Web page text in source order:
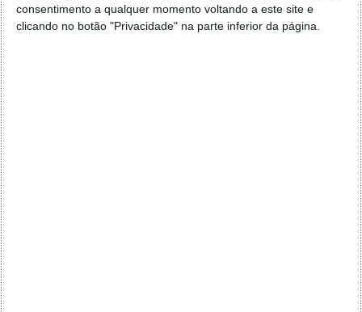
consentimento a qualquer momento voltando a este site e
clicando no botão "Privacidade" na parte inferior da página.
Este artigo tem mais de um ano